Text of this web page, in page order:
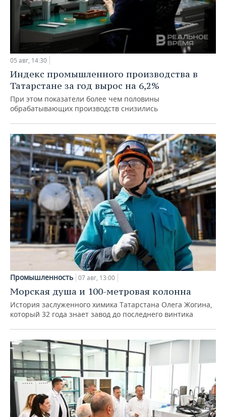
05 авг, 14:30
Индекс промышленного производства в
Татарстане за год вырос на 6,2%
При этом показатели более чем половины
обрабатывающих производств снизились
Промышленность 07 авг, 13:00
Морская душа и 100-метровая колонна
История заслуженного химика Татарстана Олега Жогина,
который 32 года знает завод до последнего винтика